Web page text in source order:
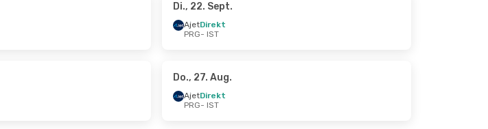
- So., 6. Sept.
- Mo., 26. Okt.
Di., 22. Sept.
AjetDirekt
PRG- IST
Do., 27. Aug.
AjetDirekt
PRG- IST